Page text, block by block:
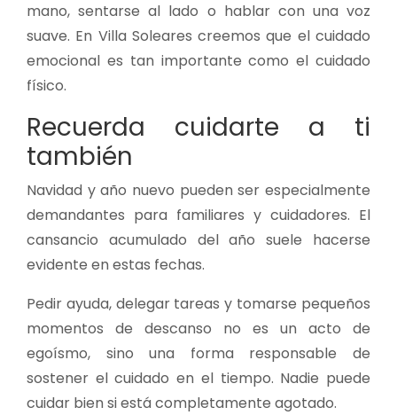
mano, sentarse al lado o hablar con una voz
suave. En Villa Soleares creemos que el cuidado
emocional es tan importante como el cuidado
físico.
Recuerda cuidarte a ti
también
Navidad y año nuevo pueden ser especialmente
demandantes para familiares y cuidadores. El
cansancio acumulado del año suele hacerse
evidente en estas fechas.
Pedir ayuda, delegar tareas y tomarse pequeños
momentos de descanso no es un acto de
egoísmo, sino una forma responsable de
sostener el cuidado en el tiempo. Nadie puede
cuidar bien si está completamente agotado.